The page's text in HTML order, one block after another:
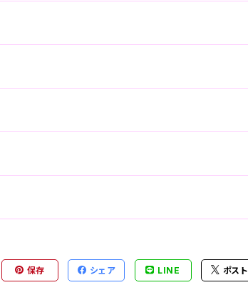
保存 シェア LINE ポスト